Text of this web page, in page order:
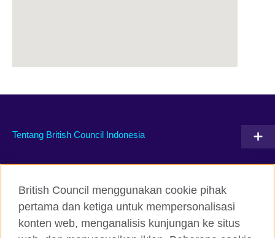
Tentang British Council Indonesia
Facebook Instagram
Twitter TikTok
British Council menggunakan cookie pihak
pertama dan ketiga untuk mempersonalisasi
konten web, menganalisis kunjungan ke situs